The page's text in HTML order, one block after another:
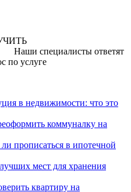
ПОЛУЧИТЬ
ответят
по услуге
в недвижимости: что это
коммуналку на
прописаться в ипотечной
мест для хранения
квартиру на